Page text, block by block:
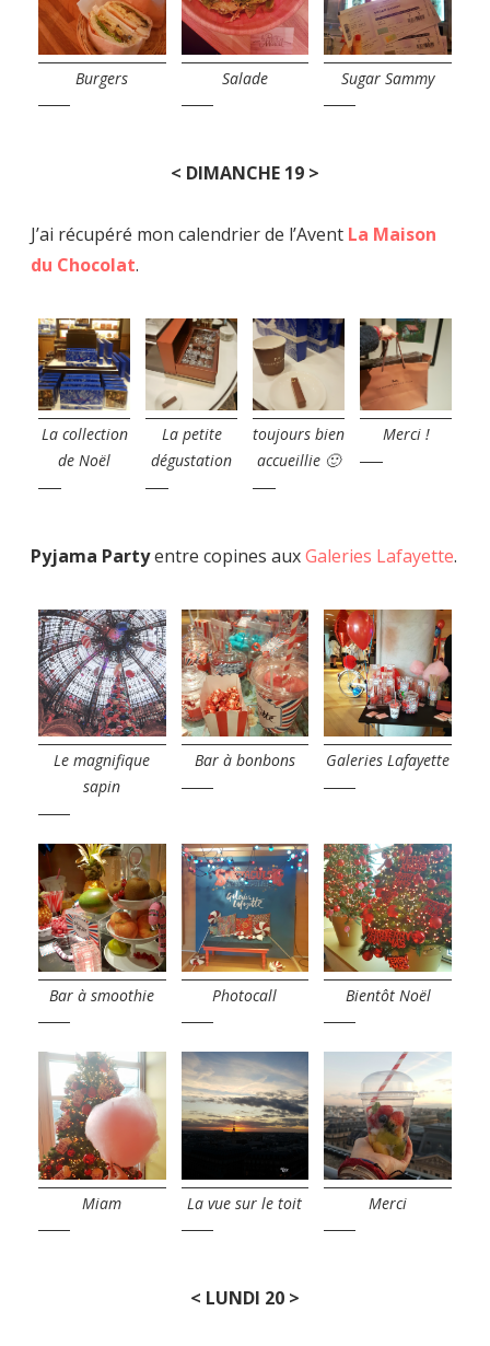
Burgers Salade Sugar Sammy
< DIMANCHE 19 >
J’ai récupéré mon calendrier de l’Avent La Maison
du Chocolat.
La collection
de Noël
La petite
dégustation
toujours bien
accueillie 🙂
Merci !
Pyjama Partyentre copines auxGaleries Lafayette.
Le magnifique
sapin
Bar à bonbons Galeries Lafayette
Bar à smoothie Photocall Bientôt Noël
Miam La vue sur le toit Merci
< LUNDI 20 >